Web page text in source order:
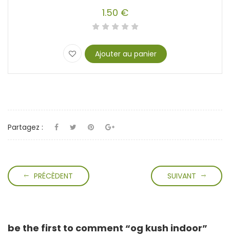
1.50 €
Ajouter au panier
Partagez :
PRÉCÈDENT SUIVANT
be the first to comment “og kush indoor”